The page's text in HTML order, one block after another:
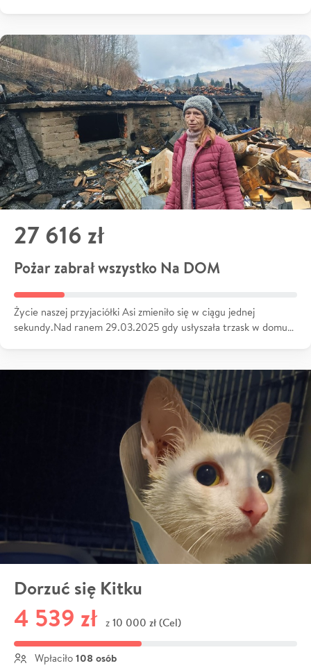
27 616 zł
Pożar zabrał wszystko Na DOM
Życie naszej przyjaciółki Asi zmieniło się w ciągu jednej
sekundy.Nad ranem 29.03.2025 gdy usłyszała trzask w domu…
Dorzuć się Kitku
4 539 zł z 10 000 zł (Cel)
Wpłaciło 108 osób